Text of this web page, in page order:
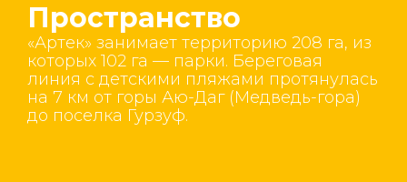
Пространство
«Артек» занимает территорию 208 га, из
которых 102 га — парки. Береговая
линия с детскими пляжами протянулась
на 7 км от горы Аю-Даг (Медведь-гора)
до поселка Гурзуф.